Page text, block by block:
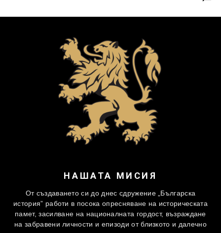
НАШАТА МИСИЯ
От създаването си до днес сдружение „Българска
история” работи в посока опресняване на историческата
памет, засилване на националната гордост, възраждане
на забравени личности и епизоди от близкото и далечно